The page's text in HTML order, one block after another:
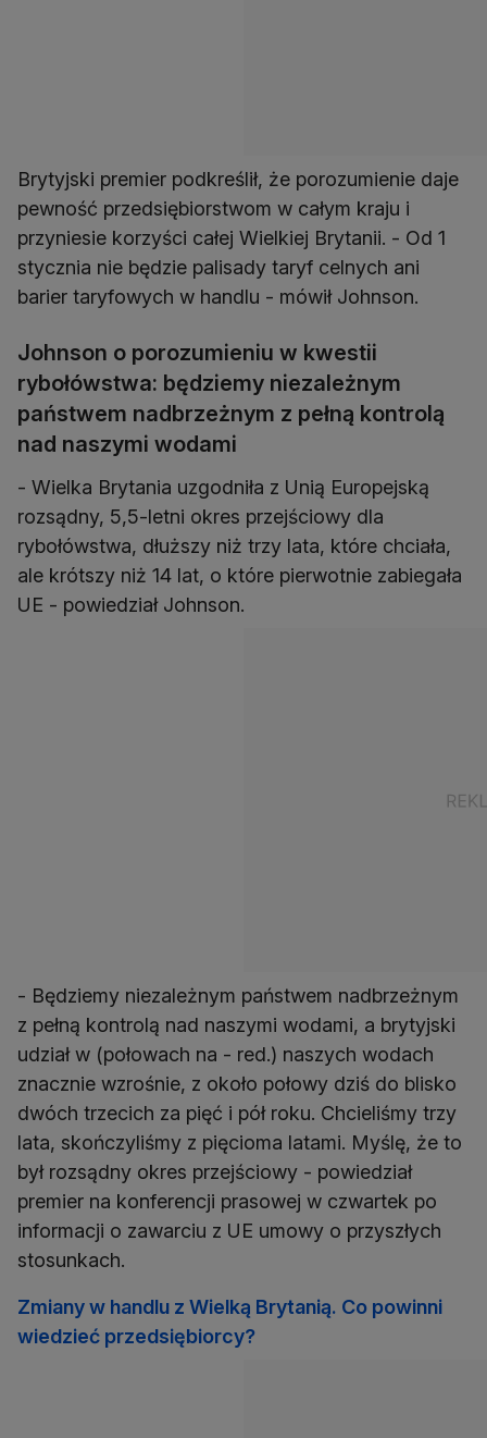
Brytyjski premier podkreślił, że porozumienie daje
pewność przedsiębiorstwom w całym kraju i
przyniesie korzyści całej Wielkiej Brytanii. - Od 1
stycznia nie będzie palisady taryf celnych ani
barier taryfowych w handlu - mówił Johnson.
Johnson o porozumieniu w kwestii
rybołówstwa: będziemy niezależnym
państwem nadbrzeżnym z pełną kontrolą
nad naszymi wodami
- Wielka Brytania uzgodniła z Unią Europejską
rozsądny, 5,5-letni okres przejściowy dla
rybołówstwa, dłuższy niż trzy lata, które chciała,
ale krótszy niż 14 lat, o które pierwotnie zabiegała
UE - powiedział Johnson.
- Będziemy niezależnym państwem nadbrzeżnym
z pełną kontrolą nad naszymi wodami, a brytyjski
udział w (połowach na - red.) naszych wodach
znacznie wzrośnie, z około połowy dziś do blisko
dwóch trzecich za pięć i pół roku. Chcieliśmy trzy
lata, skończyliśmy z pięcioma latami. Myślę, że to
był rozsądny okres przejściowy - powiedział
premier na konferencji prasowej w czwartek po
informacji o zawarciu z UE umowy o przyszłych
stosunkach.
Zmiany w handlu z Wielką Brytanią. Co powinni
wiedzieć przedsiębiorcy?